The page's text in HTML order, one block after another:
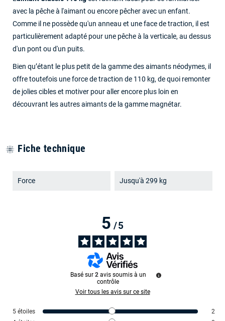
avec la pêche à l'aimant ou encore pêcher avec un enfant.
Comme il ne possède qu'un anneau et une face de traction, il est
particulièrement adapté pour une pêche à la verticale, au dessus
d'un pont ou d'un puits.
Bien qu’étant le plus petit de la gamme des aimants néodymes, il
offre toutefois une force de traction de 110 kg, de quoi remonter
de jolies cibles et motiver pour aller encore plus loin en
découvrant les autres aimants de la gamme magnétar.
blur_on Fiche technique
Force Jusqu'à 299 kg
5/5
Basé sur 2 avis soumis à un
contrôle
Voir tous les avis sur ce site
5 étoiles
2